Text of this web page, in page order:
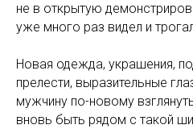
не в открытую
уже много раз видел и
Новая одежда, украшения,
прелести, выразительные
мужчину по-новому
вновь быть рядом с такой